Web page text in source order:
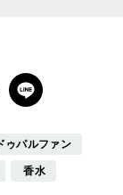
ゥパルファン
香水